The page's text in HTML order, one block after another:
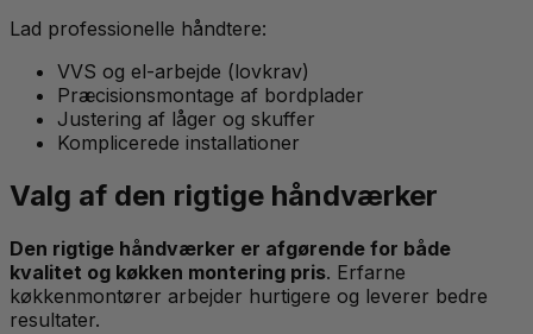
Lad professionelle håndtere:
VVS og el-arbejde (lovkrav)
Præcisionsmontage af bordplader
Justering af låger og skuffer
Komplicerede installationer
Valg af den rigtige håndværker
Den rigtige håndværker er afgørende for både
kvalitet og køkken montering pris. Erfarne
køkkenmontører arbejder hurtigere og leverer bedre
resultater.